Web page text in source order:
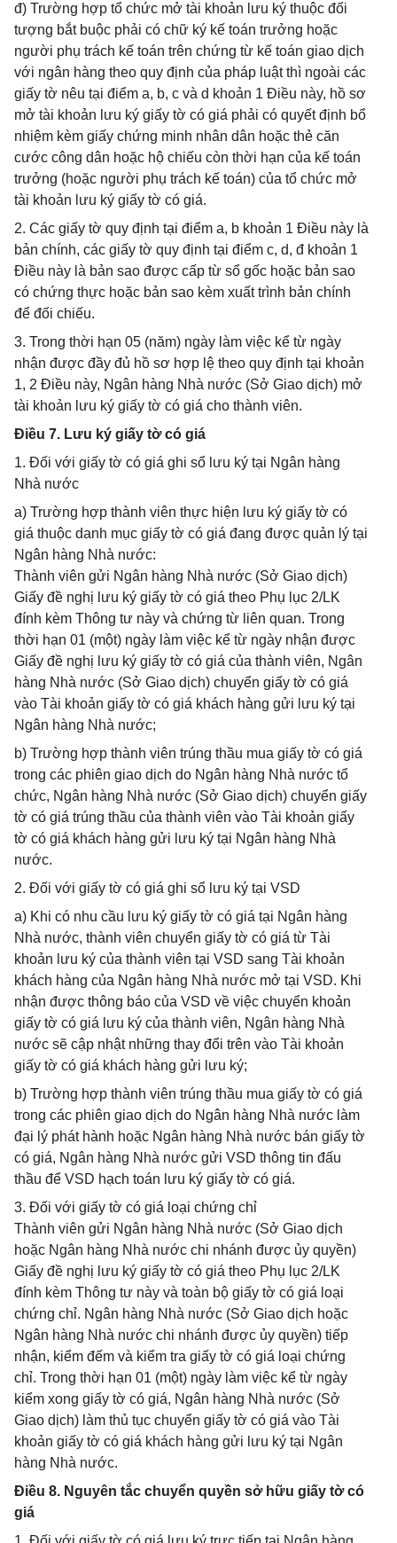
đ) Trường hợp tổ chức mở tài khoản lưu ký thuộc đối
tượng bắt buộc phải có chữ ký kế toán trưởng hoặc
người phụ trách kế toán trên chứng từ kế toán giao dịch
với ngân hàng theo quy định của pháp luật thì ngoài các
giấy tờ nêu tại điểm a, b, c và d khoản 1 Điều này, hồ sơ
mở tài khoản lưu ký giấy tờ có giá phải có quyết định bổ
nhiệm kèm giấy chứng minh nhân dân hoặc thẻ căn
cước công dân hoặc hộ chiếu còn thời hạn của kế toán
trưởng (hoặc người phụ trách kế toán) của tổ chức mở
tài khoản lưu ký giấy tờ có giá.
2. Các giấy tờ quy định tại điểm a, b khoản 1 Điều này là
bản chính, các giấy tờ quy định tại điểm c, d, đ khoản 1
Điều này là bản sao được cấp từ sổ gốc hoặc bản sao
có chứng thực hoặc bản sao kèm xuất trình bản chính
để đối chiếu.
3. Trong thời hạn 05 (năm) ngày làm việc kể từ ngày
nhận được đầy đủ hồ sơ hợp lệ theo quy định tại khoản
1, 2 Điều này, Ngân hàng Nhà nước (Sở Giao dịch) mở
tài khoản lưu ký giấy tờ có giá cho thành viên.
Điều 7. Lưu ký giấy tờ có giá
1. Đối với giấy tờ có giá ghi sổ lưu ký tại Ngân hàng
Nhà nước
a) Trường hợp thành viên thực hiện lưu ký giấy tờ có
giá thuộc danh mục giấy tờ có giá đang được quản lý tại
Ngân hàng Nhà nước:
Thành viên gửi Ngân hàng Nhà nước (Sở Giao dịch)
Giấy đề nghị lưu ký giấy tờ có giá theo Phụ lục 2/LK
đính kèm Thông tư này và chứng từ liên quan. Trong
thời hạn 01 (một) ngày làm việc kể từ ngày nhận được
Giấy đề nghị lưu ký giấy tờ có giá của thành viên, Ngân
hàng Nhà nước (Sở Giao dịch) chuyển giấy tờ có giá
vào Tài khoản giấy tờ có giá khách hàng gửi lưu ký tại
Ngân hàng Nhà nước;
b) Trường hợp thành viên trúng thầu mua giấy tờ có giá
trong các phiên giao dịch do Ngân hàng Nhà nước tổ
chức, Ngân hàng Nhà nước (Sở Giao dịch) chuyển giấy
tờ có giá trúng thầu của thành viên vào Tài khoản giấy
tờ có giá khách hàng gửi lưu ký tại Ngân hàng Nhà
nước.
2. Đối với giấy tờ có giá ghi sổ lưu ký tại VSD
a) Khi có nhu cầu lưu ký giấy tờ có giá tại Ngân hàng
Nhà nước, thành viên chuyển giấy tờ có giá từ Tài
khoản lưu ký của thành viên tại VSD sang Tài khoản
khách hàng của Ngân hàng Nhà nước mở tại VSD. Khi
nhận được thông báo của VSD về việc chuyển khoản
giấy tờ có giá lưu ký của thành viên, Ngân hàng Nhà
nước sẽ cập nhật những thay đổi trên vào Tài khoản
giấy tờ có giá khách hàng gửi lưu ký;
b) Trường hợp thành viên trúng thầu mua giấy tờ có giá
trong các phiên giao dịch do Ngân hàng Nhà nước làm
đại lý phát hành hoặc Ngân hàng Nhà nước bán giấy tờ
có giá, Ngân hàng Nhà nước gửi VSD thông tin đấu
thầu để VSD hạch toán lưu ký giấy tờ có giá.
3. Đối với giấy tờ có giá loại chứng chỉ
Thành viên gửi Ngân hàng Nhà nước (Sở Giao dịch
hoặc Ngân hàng Nhà nước chi nhánh được ủy quyền)
Giấy đề nghị lưu ký giấy tờ có giá theo Phụ lục 2/LK
đính kèm Thông tư này và toàn bộ giấy tờ có giá loại
chứng chỉ. Ngân hàng Nhà nước (Sở Giao dịch hoặc
Ngân hàng Nhà nước chi nhánh được ủy quyền) tiếp
nhận, kiểm đếm và kiểm tra giấy tờ có giá loại chứng
chỉ. Trong thời hạn 01 (một) ngày làm việc kể từ ngày
kiểm xong giấy tờ có giá, Ngân hàng Nhà nước (Sở
Giao dịch) làm thủ tục chuyển giấy tờ có giá vào Tài
khoản giấy tờ có giá khách hàng gửi lưu ký tại Ngân
hàng Nhà nước.
Điều 8. Nguyên tắc chuyển quyền sở hữu giấy tờ có
giá